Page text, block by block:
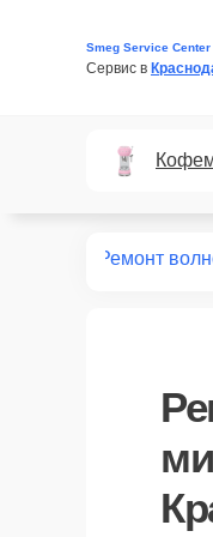
Smeg Service Center
Сервис в
Ремонт